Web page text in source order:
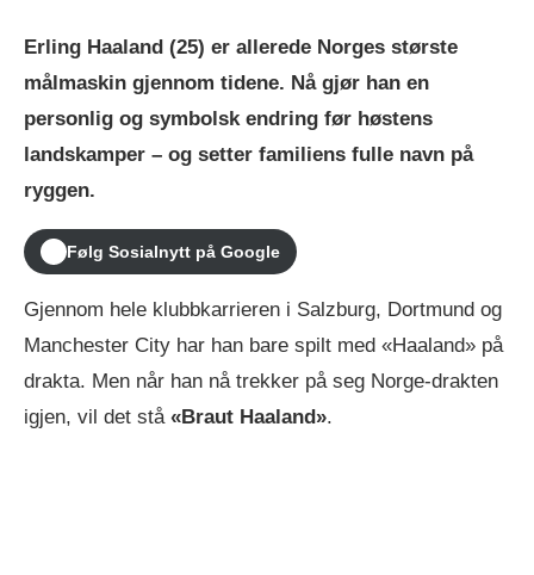
Erling Haaland (25) er allerede Norges største
målmaskin gjennom tidene. Nå gjør han en
personlig og symbolsk endring før høstens
landskamper – og setter familiens fulle navn på
ryggen.
Følg Sosialnytt på Google
Gjennom hele klubbkarrieren i Salzburg, Dortmund og
Manchester City har han bare spilt med «Haaland» på
drakta. Men når han nå trekker på seg Norge-drakten
igjen, vil det stå «Braut Haaland».